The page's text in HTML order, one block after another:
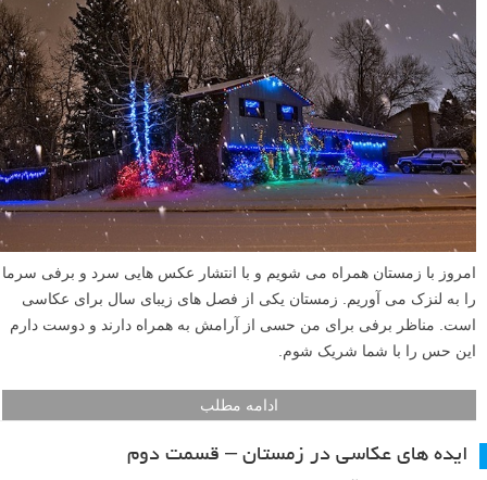
امروز با زمستان همراه می شویم و با انتشار عکس هایی سرد و برفی سرما
را به لنزک می آوریم. زمستان یکی از فصل های زیبای سال برای عکاسی
است. مناظر برفی برای من حسی از آرامش به همراه دارند و دوست دارم
این حس را با شما شریک شوم.
ادامه مطلب
ایده های عکاسی در زمستان – قسمت دوم